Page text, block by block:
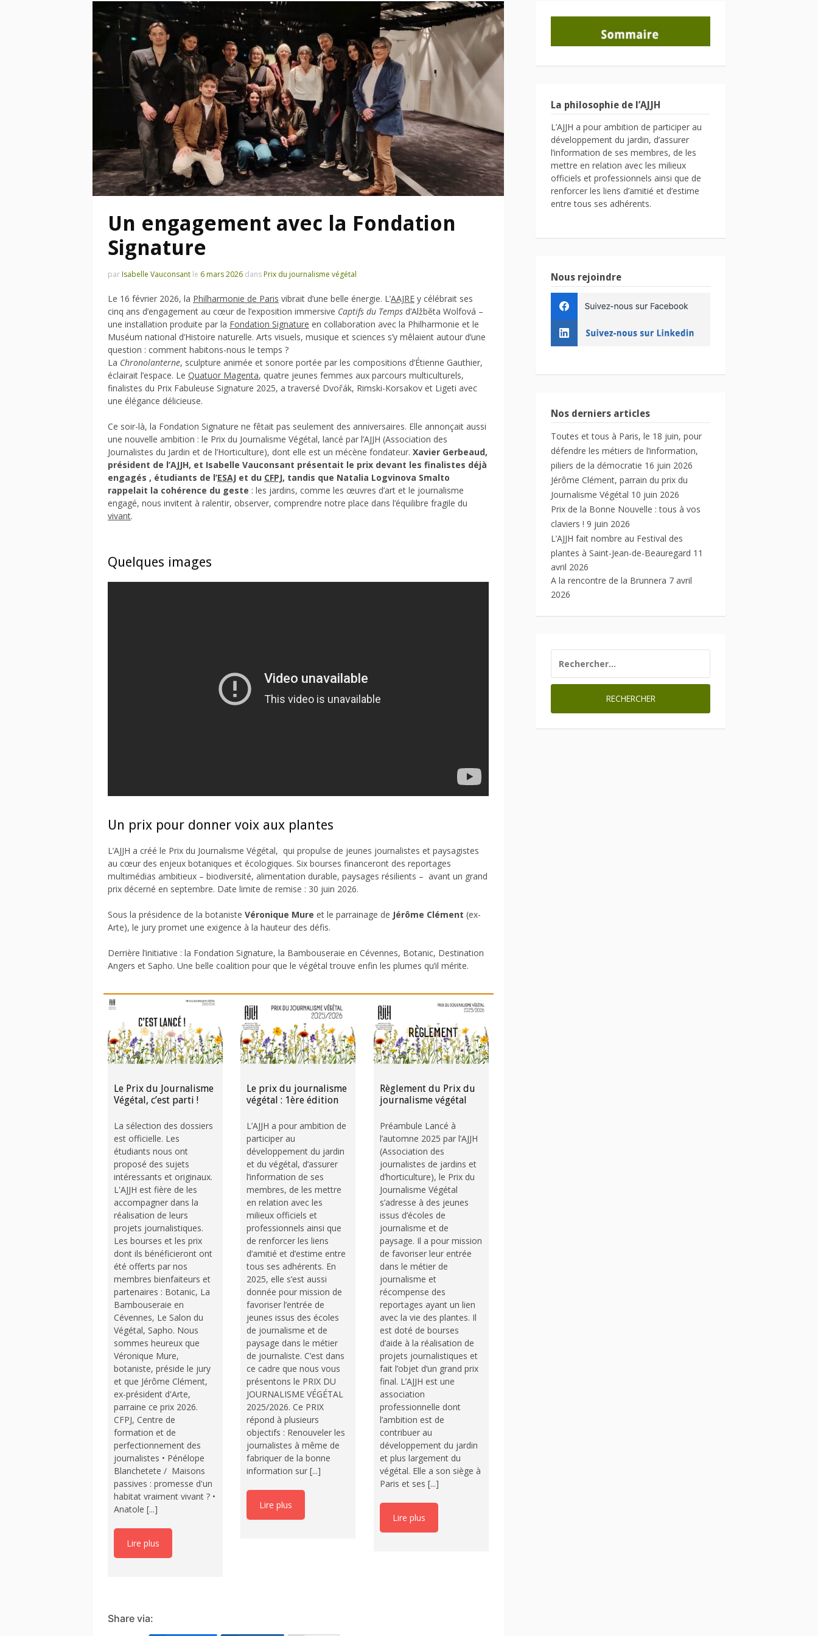
Un engagement avec la Fondation
Signature
parIsabelle Vauconsant le 6 mars 2026 dansPrix du journalisme végétal
Le 16 février 2026, la Philharmonie de Paris vibrait d’une belle énergie. L’AAJRE y célébrait ses
cinq ans d’engagement au cœur de l’exposition immersive Captifs du Temps d’Alžběta Wolfová –
une installation produite par la Fondation Signature en collaboration avec la Philharmonie et le
Muséum national d’Histoire naturelle. Arts visuels, musique et sciences s’y mêlaient autour d’une
question : comment habitons-nous le temps ?
La Chronolanterne, sculpture animée et sonore portée par les compositions d’Étienne Gauthier,
éclairait l’espace. Le Quatuor Magenta, quatre jeunes femmes aux parcours multiculturels,
finalistes du Prix Fabuleuse Signature 2025, a traversé Dvořák, Rimski-Korsakov et Ligeti avec
une élégance délicieuse.
Ce soir-là, la Fondation Signature ne fêtait pas seulement des anniversaires. Elle annonçait aussi
une nouvelle ambition : le Prix du Journalisme Végétal, lancé par l’AJJH (Association des
Journalistes du Jardin et de l’Horticulture), dont elle est un mécène fondateur. Xavier Gerbeaud,
président de l’AJJH, et Isabelle Vauconsant présentait le prix devant les finalistes déjà
engagés , étudiants de l’ESAJ et du CFPJ, tandis que Natalia Logvinova Smalto
rappelait la cohérence du geste : les jardins, comme les œuvres d’art et le journalisme
engagé, nous invitent à ralentir, observer, comprendre notre place dans l’équilibre fragile du
vivant.
Quelques images
Un prix pour donner voix aux plantes
L’AJJH a créé le Prix du Journalisme Végétal, qui propulse de jeunes journalistes et paysagistes
au cœur des enjeux botaniques et écologiques. Six bourses financeront des reportages
multimédias ambitieux – biodiversité, alimentation durable, paysages résilients – avant un grand
prix décerné en septembre. Date limite de remise : 30 juin 2026.
Sous la présidence de la botaniste Véronique Mure et le parrainage de Jérôme Clément (ex-
Arte), le jury promet une exigence à la hauteur des défis.
Derrière l’initiative : la Fondation Signature, la Bambouseraie en Cévennes, Botanic, Destination
Angers et Sapho. Une belle coalition pour que le végétal trouve enfin les plumes qu’il mérite.
Le Prix du Journalisme
Végétal, c’est parti !
La sélection des dossiers
est officielle. Les
étudiants nous ont
proposé des sujets
intéressants et originaux.
L'AJJH est fière de les
accompagner dans la
réalisation de leurs
projets journalistiques.
Les bourses et les prix
dont ils bénéficieront ont
été offerts par nos
membres bienfaiteurs et
partenaires : Botanic, La
Bambouseraie en
Cévennes, Le Salon du
Végétal, Sapho. Nous
sommes heureux que
Véronique Mure,
botaniste, préside le jury
et que Jérôme Clément,
ex-président d'Arte,
parraine ce prix 2026.
CFPJ, Centre de
formation et de
perfectionnement des
journalistes • Pénélope
Blanchetete / Maisons
passives : promesse d'un
habitat vraiment vivant ? •
Anatole [...]
Lire plus
Le prix du journalisme
végétal : 1ère édition
L’AJJH a pour ambition de
participer au
développement du jardin
et du végétal, d’assurer
l’information de ses
membres, de les mettre
en relation avec les
milieux officiels et
professionnels ainsi que
de renforcer les liens
d’amitié et d’estime entre
tous ses adhérents. En
2025, elle s’est aussi
donnée pour mission de
favoriser l’entrée de
jeunes issus des écoles
de journalisme et de
paysage dans le métier
de journaliste. C’est dans
ce cadre que nous vous
présentons le PRIX DU
JOURNALISME VÉGÉTAL
2025/2026. Ce PRIX
répond à plusieurs
objectifs : Renouveler les
journalistes à même de
fabriquer de la bonne
information sur [...]
Lire plus
Règlement du Prix du
journalisme végétal
Préambule Lancé à
l’automne 2025 par l’AJJH
(Association des
journalistes de jardins et
d’horticulture), le Prix du
Journalisme Végétal
s’adresse à des jeunes
issus d’écoles de
journalisme et de
paysage. Il a pour mission
de favoriser leur entrée
dans le métier de
journalisme et
récompense des
reportages ayant un lien
avec la vie des plantes. Il
est doté de bourses
d’aide à la réalisation de
projets journalistiques et
fait l’objet d’un grand prix
final. L’AJJH est une
association
professionnelle dont
l’ambition est de
contribuer au
développement du jardin
et plus largement du
végétal. Elle a son siège à
Paris et ses [...]
Lire plus
Share via:
La philosophie de l’AJJH
L’AJJH a pour ambition de participer au
développement du jardin, d’assurer
l’information de ses membres, de les
mettre en relation avec les milieux
officiels et professionnels ainsi que de
renforcer les liens d’amitié et d’estime
entre tous ses adhérents.
Nous rejoindre
Nos derniers articles
Toutes et tous à Paris, le 18 juin, pour
défendre les métiers de l’information,
piliers de la démocratie 16 juin 2026
Jérôme Clément, parrain du prix du
Journalisme Végétal 10 juin 2026
Prix de la Bonne Nouvelle : tous à vos
claviers ! 9 juin 2026
L’AJJH fait nombre au Festival des
plantes à Saint-Jean-de-Beauregard 11
avril 2026
A la rencontre de la Brunnera 7 avril
2026